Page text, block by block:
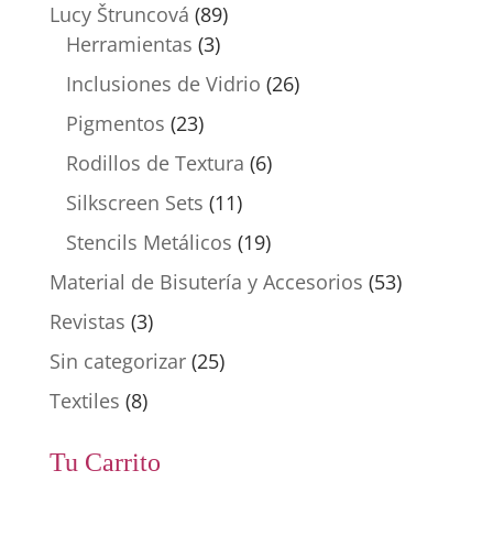
Lucy Štruncová (89)
Herramientas (3)
Inclusiones de Vidrio (26)
Pigmentos (23)
Rodillos de Textura (6)
Silkscreen Sets (11)
Stencils Metálicos (19)
Material de Bisutería y Accesorios (53)
Revistas (3)
Sin categorizar (25)
Textiles (8)
Tu Carrito